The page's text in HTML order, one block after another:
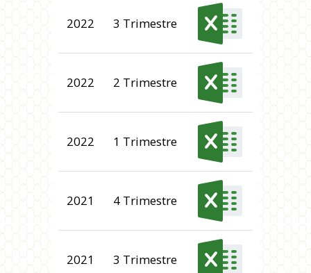
2022 3 Trimestre
2022 2 Trimestre
2022 1 Trimestre
2021 4 Trimestre
2021 3 Trimestre